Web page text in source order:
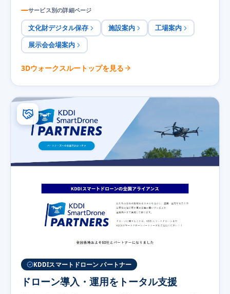
サービス別の詳細ページ
文化財デジタル保存 施設案内
工場案内
展示会会場案内
3Dウォークスルートップを見る
KDDIスマートドローン パートナー
ドローン導入・運用をトータル支援